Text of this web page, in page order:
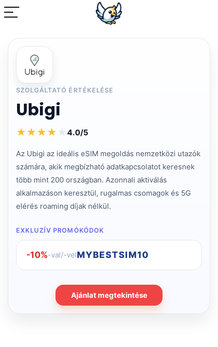
SZOLGÁLTATÓ ÉRTÉKELÉSE
Ubigi
★★★★ ★4.0/5
Az Ubigi az ideális eSIM megoldás nemzetközi utazók
számára, akik megbízható adatkapcsolatot keresnek
több mint 200 országban. Azonnali aktiválás
alkalmazáson keresztül, rugalmas csomagok és 5G
elérés roaming díjak nélkül.
EXKLUZÍV PROMÓKÓDOK
-10%-val/-velMYBESTSIM10
Ajánlat megtekintése